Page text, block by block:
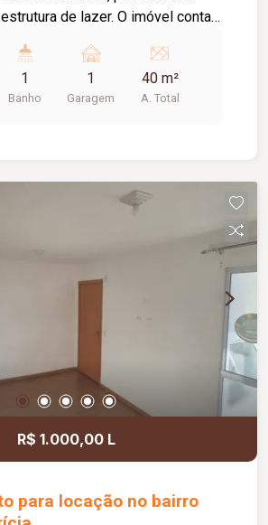
de lazer. O imóvel conta
e armário, cozinha equipada
cooktop e sugar, além de sala
um ambiente
de festas, academia,
adulto e infantil, playground,
mais segurança e
morar com conforto,
1
Banho
1
Garagem
40 m²
A. Total
R$ 1.000,00 L
para locação no bairro